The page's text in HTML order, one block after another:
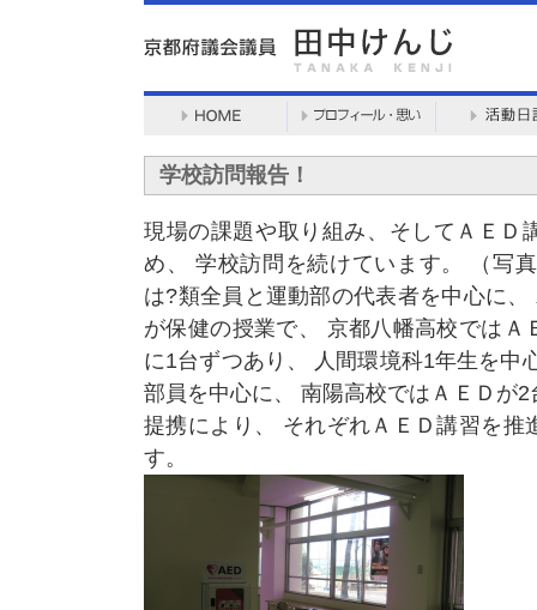
学校訪問報告！
現場の課題や取り組み、そしてＡＥＤ
め、 学校訪問を続けています。 （写
は?類全員と運動部の代表者を中心に
が保健の授業で、 京都八幡高校ではＡ
に1台ずつあり、 人間環境科1年生を中
部員を中心に、 南陽高校ではＡＥＤが
提携により、 それぞれＡＥＤ講習を推
す。